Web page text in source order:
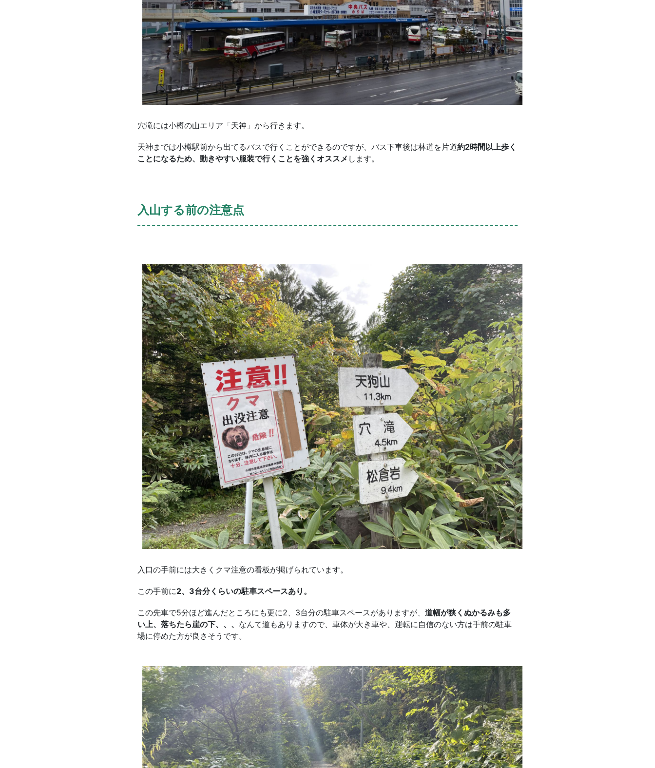
穴滝には小樽の山エリア「天神」から行きます。
天神までは小樽駅前から出てるバスで行くことができるのですが、バス下車後は林道を片道約2時間以上歩く
ことになるため、動きやすい服装で行くことを強くオススメ します。
入山する前の注意点
入口の手前には大きくクマ注意の看板が掲げられています。
この手前に2、3台分くらいの駐車スペースあり。
この先車で5分ほど進んだところにも更に2、3台分の駐車スペースがありますが、 道幅が狭くぬかるみも多
い上、落ちたら崖の下、、、 なんて道もありますので、車体が大き車や、運転に自信のない方は手前の駐車
場に停めた方が良さそうです。